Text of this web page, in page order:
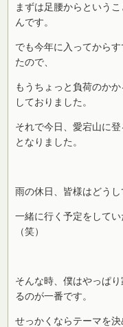
まずは足腰からという
んです。
でも今年に入ってから
たので、
もうちょっと負荷のか
しておりました。
それで今日、愛宕山に
となりました。
雨の休日、皆様はどう
一緒に行く予定をして
（笑）
そんな時、僕はやっぱ
るのが一番です。
せっかくならテーマを